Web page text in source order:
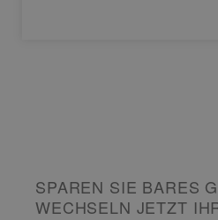
SPAREN SIE BARES
WECHSELN JETZT